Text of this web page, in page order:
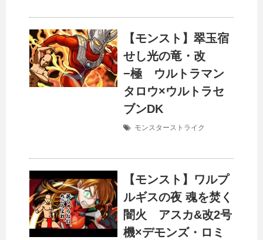
【モンスト】翠玉宿
せし光の竜・改
−極 ウルトラマン
タロウ×ウルトラセ
ブンDK
モンスターストライク
【モンスト】ワルプ
ルギスの夜 魂を焚く
闇火 アスカ&改2号
機×デモンズ・ロミ